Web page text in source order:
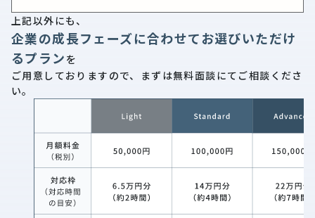
上記以外にも、
企業の成長フェーズに合わせてお選びいただけ
るプラン を
ご用意しておりますので、まずは無料面談にてご相談くださ
い。